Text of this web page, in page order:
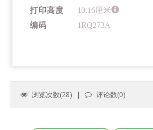
打印高度
10.16厘米
编码
1RQ273A
浏览次数(28) | 评论数(0)